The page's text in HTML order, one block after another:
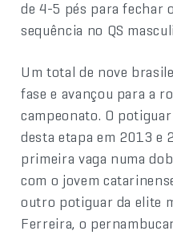
de 4-5 pés para fechar
sequência no QS
Um total de nove
fase e avançou para a
campeonato. O
desta etapa em 2013 e
primeira vaga numa
com o jovem
outro potiguar da elite
Ferreira, o